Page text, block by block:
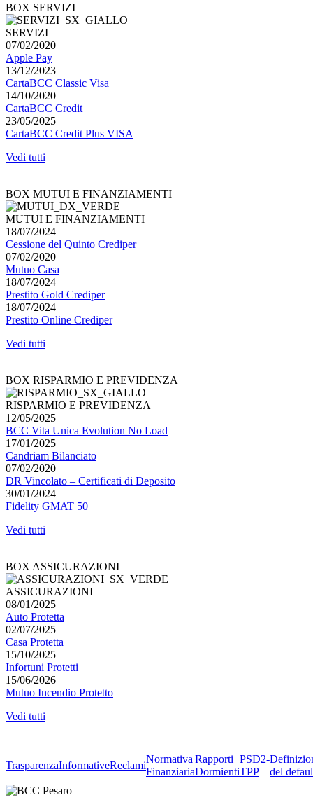
BOX SERVIZI
SERVIZI
07/02/2020
Apple Pay
13/12/2023
CartaBCC Classic Visa
14/10/2020
CartaBCC Credit
23/05/2025
CartaBCC Credit Plus VISA
Vedi tutti
BOX MUTUI E FINANZIAMENTI
MUTUI E FINANZIAMENTI
18/07/2024
Cessione del Quinto Crediper
07/02/2020
Mutuo Casa
18/07/2024
Prestito Gold Crediper
18/07/2024
Prestito Online Crediper
Vedi tutti
BOX RISPARMIO E PREVIDENZA
RISPARMIO E PREVIDENZA
12/05/2025
BCC Vita Unica Evolution No Load
17/01/2025
Candriam Bilanciato
07/02/2020
DR Vincolato – Certificati di Deposito
30/01/2024
Fidelity GMAT 50
Vedi tutti
BOX ASSICURAZIONI
ASSICURAZIONI
08/01/2025
Auto Protetta
02/07/2025
Casa Protetta
15/10/2025
Infortuni Protetti
15/06/2026
Mutuo Incendio Protetto
Vedi tutti
TrasparenzaInformativeReclami
Normativa
Finanziaria
Rapporti
Dormienti
PSD2-
TPP
del